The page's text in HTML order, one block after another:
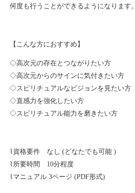
何度も行うことができるようになります。
【こんな方におすすめ】
◇高次元の存在とつながりたい方
◇高次元からのサインに気付きたい方
◇スピリチュアルなビジョンを見たい方
◇直感力を強化したい方
◇スピリチュアル能力を磨きたい方
⌇資格要件 なし (どなたでも可能 )
⌇所要時間 10分程度
⌇マニュアル 3ページ (PDF形式)